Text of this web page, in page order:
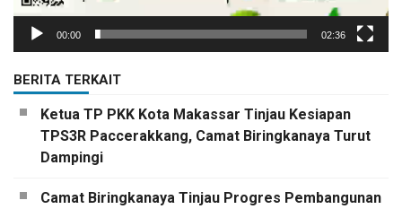
00:00 02:36
BERITA TERKAIT
Ketua TP PKK Kota Makassar Tinjau Kesiapan
TPS3R Paccerakkang, Camat Biringkanaya Turut
Dampingi
Camat Biringkanaya Tinjau Progres Pembangunan